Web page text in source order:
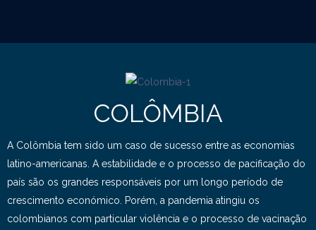
COLÔMBIA
A Colômbia tem sido um caso de sucesso entre as economias
latino-americanas. A estabilidade e o processo de pacificação do
país são os grandes responsáveis por um longo período de
crescimento económico. Porém, a pandemia atingiu os
colombianos com particular violência e o processo de vacinação